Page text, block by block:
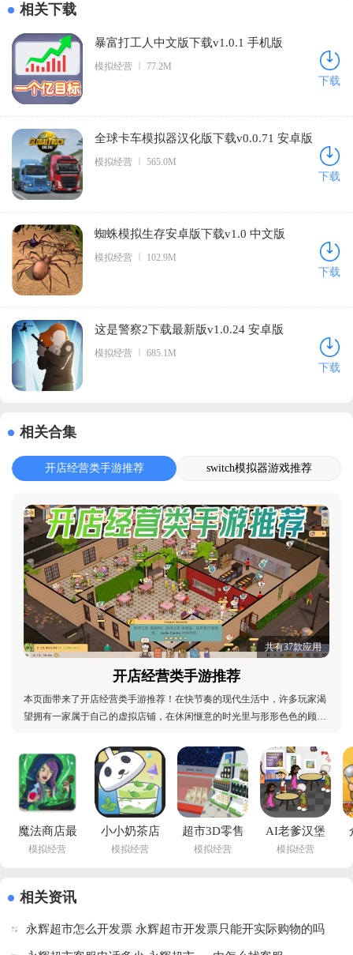
相关下载
暴富打工人中文版下载v1.0.1 手机版
模拟经营 77.2M
下载
全球卡车模拟器汉化版下载v0.0.71 安卓版
模拟经营 565.0M
下载
蜘蛛模拟生存安卓版下载v1.0 中文版
模拟经营 102.9M
下载
这是警察2下载最新版v1.0.24 安卓版
模拟经营 685.1M
下载
相关合集
开店经营类手游推荐 switch模拟器游戏推荐
共有37款应用
开店经营类手游推荐
本页面带来了开店经营类手游推荐！在快节奏的现代生活中，许多玩家渴
望拥有一家属于自己的虚拟店铺，在休闲惬意的时光里与形形色色的顾客
列开店经营类手游推荐，这些游戏将带你进入一个丰富多彩的虚拟商业世
界。让玩家在经营过程中不断挑战自我，提升经营
魔法商店最
新版下载
Boutique)v0.5.0
模拟经营
小小奶茶店
安卓版下载
模拟经营
超市3D零售
店手机版下
模拟经营
AI老爹汉堡
店游戏
模拟经营
相关资讯
永辉超市怎么开发票 永辉超市开发票只能开实际购物的吗